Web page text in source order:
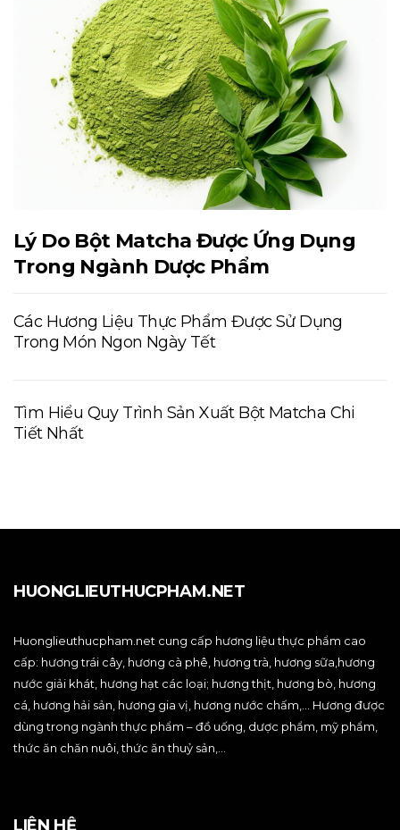
Lý Do Bột Matcha Được Ứng Dụng
Trong Ngành Dược Phẩm
Các Hương Liệu Thực Phẩm Được Sử Dụng
Trong Món Ngon Ngày Tết
Tìm Hiểu Quy Trình Sản Xuất Bột Matcha Chi
Tiết Nhất
HUONGLIEUTHUCPHAM.NET
Huonglieuthucpham.net cung cấp hương liệu thực phẩm cao
cấp: hương trái cây, hương cà phê, hương trà, hương sữa,hương
nước giải khát, hương hạt các loại; hương thịt, hương bò, hương
cá, hương hải sản, hương gia vị, hương nước chấm,… Hương được
dùng trong ngành thực phẩm – đồ uống, dược phẩm, mỹ phẩm,
thức ăn chăn nuôi, thức ăn thuỷ sản,…
LIÊN HỆ